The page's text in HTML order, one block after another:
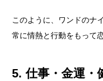
このように、ワンドのナ
常に情熱と行動をもって
5. 仕事・金運・